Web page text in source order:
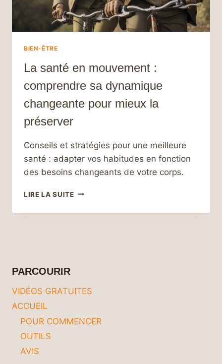
BIEN-ÊTRE
La santé en mouvement :
comprendre sa dynamique
changeante pour mieux la
préserver
Conseils et stratégies pour une meilleure
santé : adapter vos habitudes en fonction
des besoins changeants de votre corps.
LIRE LA SUITELA
EN
MIEUX
PRÉSERVER
PARCOURIR
VIDÉOS GRATUITES
ACCUEIL
POUR COMMENCER
OUTILS
AVIS